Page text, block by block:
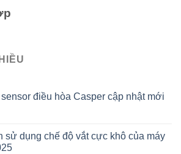
điều hòa Casper cập nhật mới
sử dụng chế độ vắt cực khô của máy